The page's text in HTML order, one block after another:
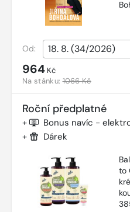
Od:
964 Kč
Na stánku:1066 Kč
Roční předplatné
+ Bonus navíc -
+ Dárek
to